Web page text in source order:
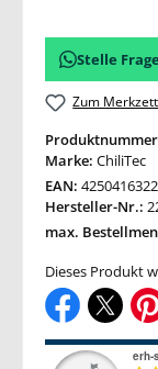
Stelle
Zum
Marke: ChiliTec
EAN:
Hersteller-Nr.:
max.
Dieses Produkt